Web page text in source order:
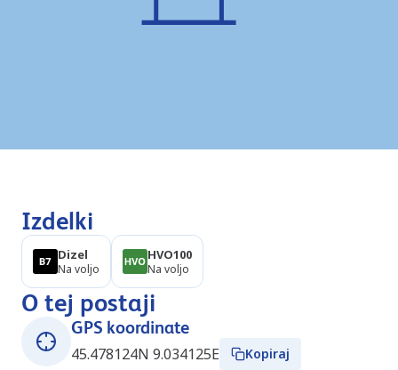
Izdelki
Dizel
Na voljo
HVO100
Na voljo
O tej postaji
GPS koordinate
45.478124N 9.034125E
Kopiraj